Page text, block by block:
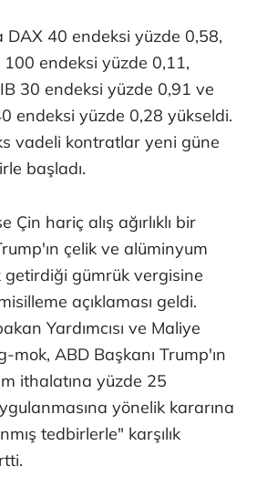
40 endeksi yüzde 0,58,
endeksi yüzde 0,11,
30 endeksi yüzde 0,91 ve
endeksi yüzde 0,28 yükseldi.
vadeli kontratlar yeni güne
başladı.
Çin hariç alış ağırlıklı bir
çelik ve alüminyum
getirdiği gümrük vergisine
açıklaması geldi.
Yardımcısı ve Maliye
mok, ABD Başkanı Trump'ın
ithalatına yüzde 25
yönelik kararına
tedbirlerle" karşılık